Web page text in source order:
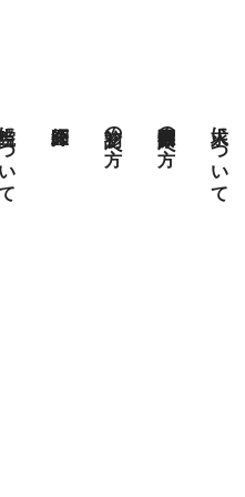
いて 初診の方へ 医療関係者の方へ 求人について